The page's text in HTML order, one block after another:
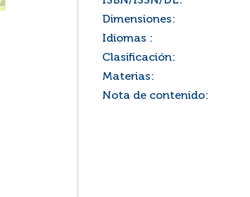
Dimensiones:
Idiomas :
Clasificación:
Materias:
Nota de contenido: